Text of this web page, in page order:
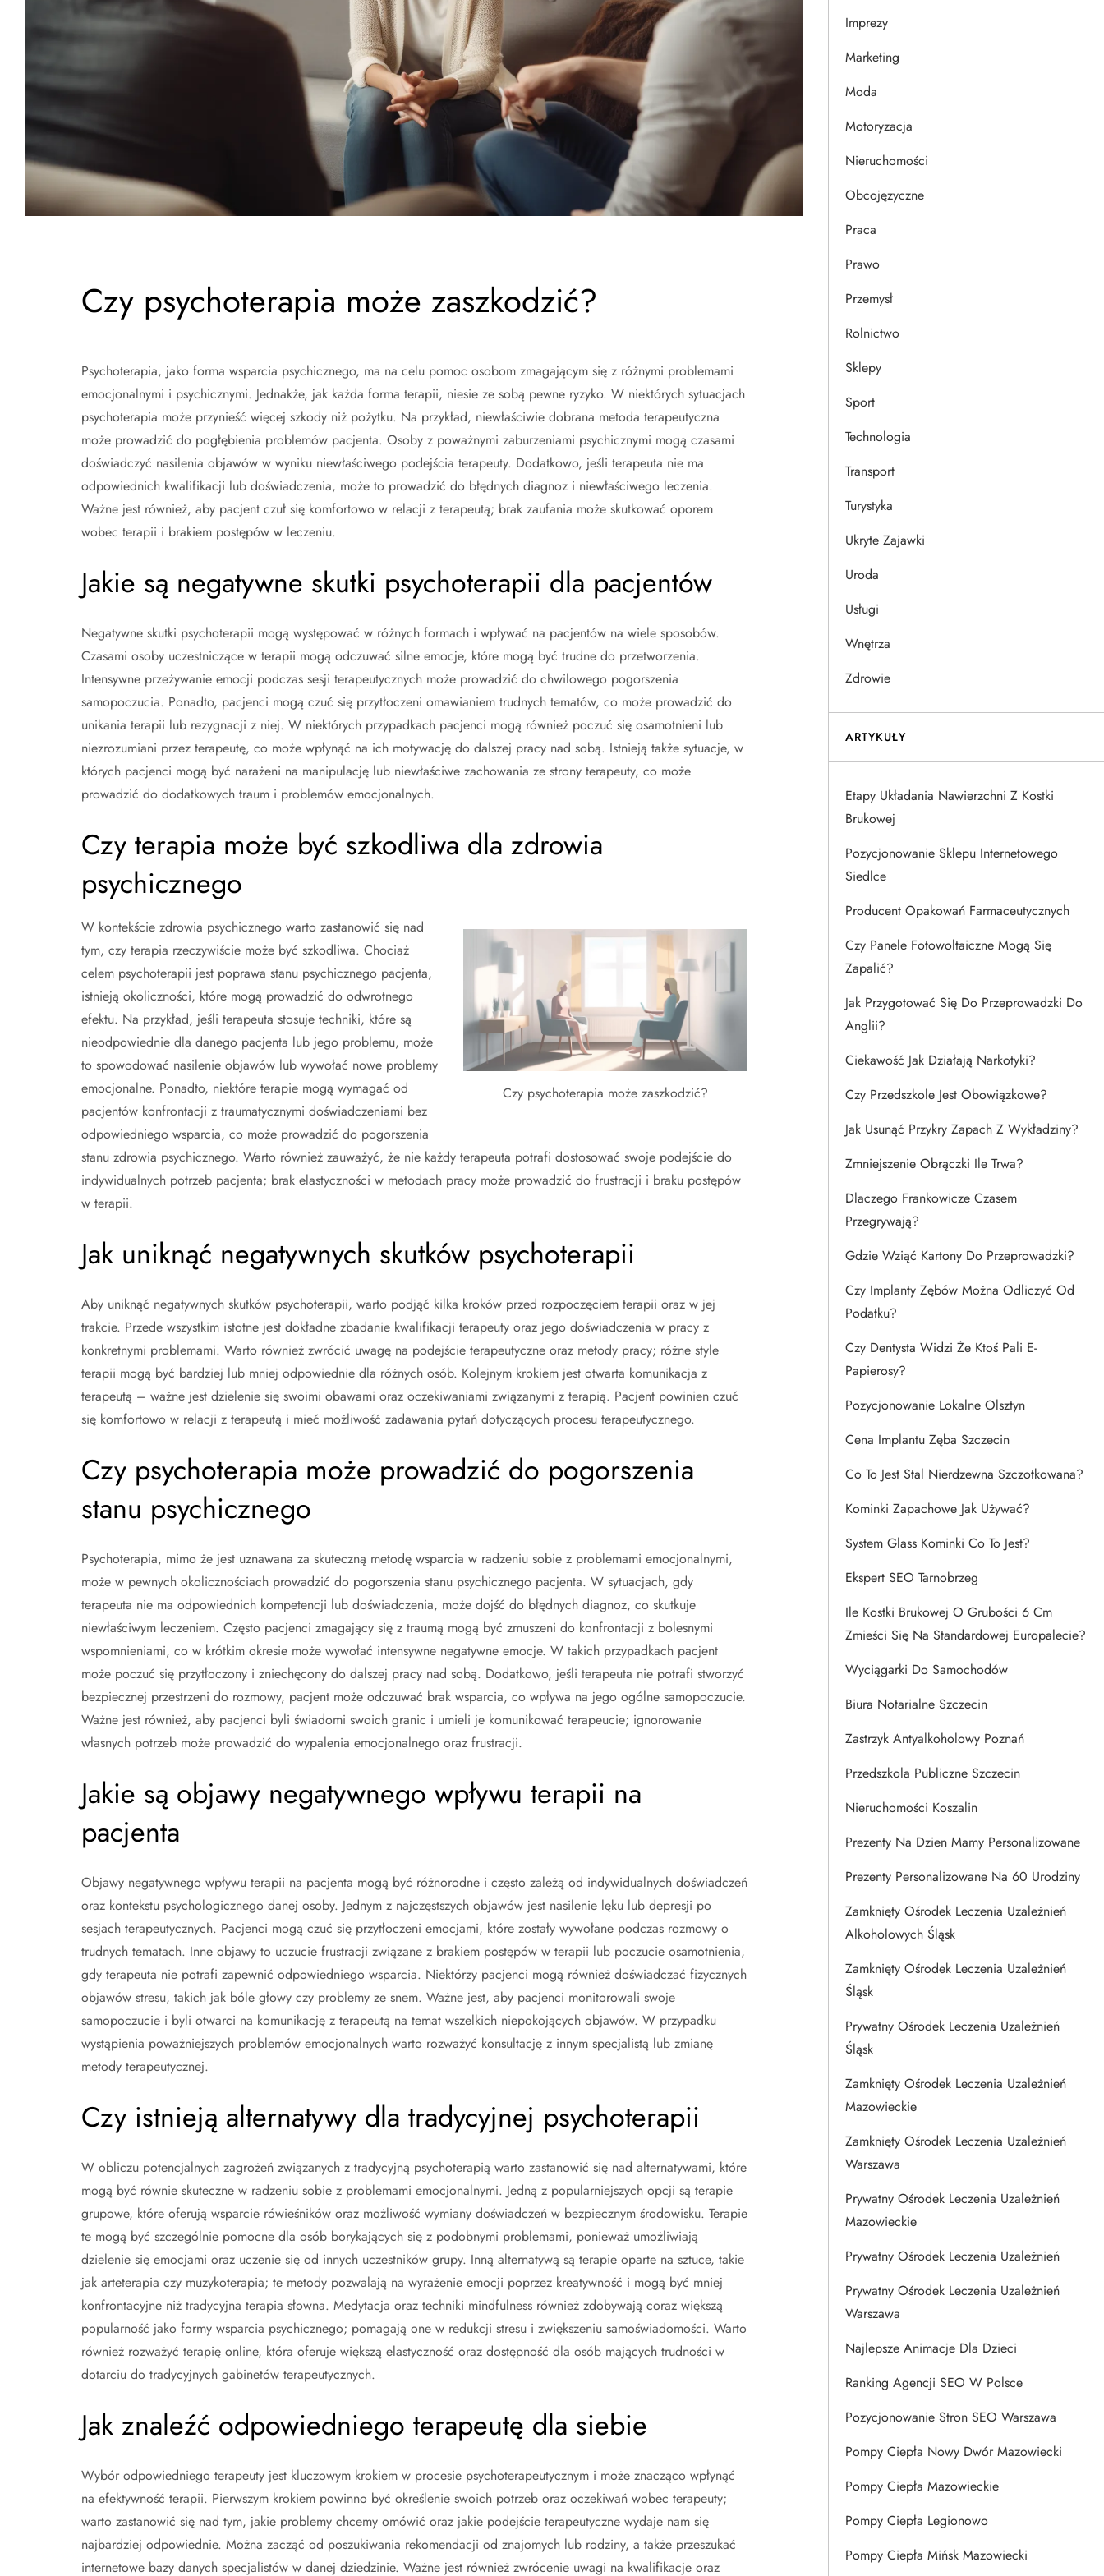
Czy psychoterapia może zaszkodzić?
Psychoterapia, jako forma wsparcia psychicznego, ma na celu pomoc osobom zmagającym się z różnymi problemami
emocjonalnymi i psychicznymi. Jednakże, jak każda forma terapii, niesie ze sobą pewne ryzyko. W niektórych sytuacjach
psychoterapia może przynieść więcej szkody niż pożytku. Na przykład, niewłaściwie dobrana metoda terapeutyczna
może prowadzić do pogłębienia problemów pacjenta. Osoby z poważnymi zaburzeniami psychicznymi mogą czasami
doświadczyć nasilenia objawów w wyniku niewłaściwego podejścia terapeuty. Dodatkowo, jeśli terapeuta nie ma
odpowiednich kwalifikacji lub doświadczenia, może to prowadzić do błędnych diagnoz i niewłaściwego leczenia.
Ważne jest również, aby pacjent czuł się komfortowo w relacji z terapeutą; brak zaufania może skutkować oporem
wobec terapii i brakiem postępów w leczeniu.
Jakie są negatywne skutki psychoterapii dla pacjentów
Negatywne skutki psychoterapii mogą występować w różnych formach i wpływać na pacjentów na wiele sposobów.
Czasami osoby uczestniczące w terapii mogą odczuwać silne emocje, które mogą być trudne do przetworzenia.
Intensywne przeżywanie emocji podczas sesji terapeutycznych może prowadzić do chwilowego pogorszenia
samopoczucia. Ponadto, pacjenci mogą czuć się przytłoczeni omawianiem trudnych tematów, co może prowadzić do
unikania terapii lub rezygnacji z niej. W niektórych przypadkach pacjenci mogą również poczuć się osamotnieni lub
niezrozumiani przez terapeutę, co może wpłynąć na ich motywację do dalszej pracy nad sobą. Istnieją także sytuacje, w
których pacjenci mogą być narażeni na manipulację lub niewłaściwe zachowania ze strony terapeuty, co może
prowadzić do dodatkowych traum i problemów emocjonalnych.
Czy terapia może być szkodliwa dla zdrowia
psychicznego
Czy psychoterapia może zaszkodzić?
W kontekście zdrowia psychicznego warto zastanowić się nad
tym, czy terapia rzeczywiście może być szkodliwa. Chociaż
celem psychoterapii jest poprawa stanu psychicznego pacjenta,
istnieją okoliczności, które mogą prowadzić do odwrotnego
efektu. Na przykład, jeśli terapeuta stosuje techniki, które są
nieodpowiednie dla danego pacjenta lub jego problemu, może
to spowodować nasilenie objawów lub wywołać nowe problemy
emocjonalne. Ponadto, niektóre terapie mogą wymagać od
pacjentów konfrontacji z traumatycznymi doświadczeniami bez
odpowiedniego wsparcia, co może prowadzić do pogorszenia
stanu zdrowia psychicznego. Warto również zauważyć, że nie każdy terapeuta potrafi dostosować swoje podejście do
indywidualnych potrzeb pacjenta; brak elastyczności w metodach pracy może prowadzić do frustracji i braku postępów
w terapii.
Jak uniknąć negatywnych skutków psychoterapii
Aby uniknąć negatywnych skutków psychoterapii, warto podjąć kilka kroków przed rozpoczęciem terapii oraz w jej
trakcie. Przede wszystkim istotne jest dokładne zbadanie kwalifikacji terapeuty oraz jego doświadczenia w pracy z
konkretnymi problemami. Warto również zwrócić uwagę na podejście terapeutyczne oraz metody pracy; różne style
terapii mogą być bardziej lub mniej odpowiednie dla różnych osób. Kolejnym krokiem jest otwarta komunikacja z
terapeutą – ważne jest dzielenie się swoimi obawami oraz oczekiwaniami związanymi z terapią. Pacjent powinien czuć
się komfortowo w relacji z terapeutą i mieć możliwość zadawania pytań dotyczących procesu terapeutycznego.
Czy psychoterapia może prowadzić do pogorszenia
stanu psychicznego
Psychoterapia, mimo że jest uznawana za skuteczną metodę wsparcia w radzeniu sobie z problemami emocjonalnymi,
może w pewnych okolicznościach prowadzić do pogorszenia stanu psychicznego pacjenta. W sytuacjach, gdy
terapeuta nie ma odpowiednich kompetencji lub doświadczenia, może dojść do błędnych diagnoz, co skutkuje
niewłaściwym leczeniem. Często pacjenci zmagający się z traumą mogą być zmuszeni do konfrontacji z bolesnymi
wspomnieniami, co w krótkim okresie może wywołać intensywne negatywne emocje. W takich przypadkach pacjent
może poczuć się przytłoczony i zniechęcony do dalszej pracy nad sobą. Dodatkowo, jeśli terapeuta nie potrafi stworzyć
bezpiecznej przestrzeni do rozmowy, pacjent może odczuwać brak wsparcia, co wpływa na jego ogólne samopoczucie.
Ważne jest również, aby pacjenci byli świadomi swoich granic i umieli je komunikować terapeucie; ignorowanie
własnych potrzeb może prowadzić do wypalenia emocjonalnego oraz frustracji.
Jakie są objawy negatywnego wpływu terapii na
pacjenta
Objawy negatywnego wpływu terapii na pacjenta mogą być różnorodne i często zależą od indywidualnych doświadczeń
oraz kontekstu psychologicznego danej osoby. Jednym z najczęstszych objawów jest nasilenie lęku lub depresji po
sesjach terapeutycznych. Pacjenci mogą czuć się przytłoczeni emocjami, które zostały wywołane podczas rozmowy o
trudnych tematach. Inne objawy to uczucie frustracji związane z brakiem postępów w terapii lub poczucie osamotnienia,
gdy terapeuta nie potrafi zapewnić odpowiedniego wsparcia. Niektórzy pacjenci mogą również doświadczać fizycznych
objawów stresu, takich jak bóle głowy czy problemy ze snem. Ważne jest, aby pacjenci monitorowali swoje
samopoczucie i byli otwarci na komunikację z terapeutą na temat wszelkich niepokojących objawów. W przypadku
wystąpienia poważniejszych problemów emocjonalnych warto rozważyć konsultację z innym specjalistą lub zmianę
metody terapeutycznej.
Czy istnieją alternatywy dla tradycyjnej psychoterapii
W obliczu potencjalnych zagrożeń związanych z tradycyjną psychoterapią warto zastanowić się nad alternatywami, które
mogą być równie skuteczne w radzeniu sobie z problemami emocjonalnymi. Jedną z popularniejszych opcji są terapie
grupowe, które oferują wsparcie rówieśników oraz możliwość wymiany doświadczeń w bezpiecznym środowisku. Terapie
te mogą być szczególnie pomocne dla osób borykających się z podobnymi problemami, ponieważ umożliwiają
dzielenie się emocjami oraz uczenie się od innych uczestników grupy. Inną alternatywą są terapie oparte na sztuce, takie
jak arteterapia czy muzykoterapia; te metody pozwalają na wyrażenie emocji poprzez kreatywność i mogą być mniej
konfrontacyjne niż tradycyjna terapia słowna. Medytacja oraz techniki mindfulness również zdobywają coraz większą
popularność jako formy wsparcia psychicznego; pomagają one w redukcji stresu i zwiększeniu samoświadomości. Warto
również rozważyć terapię online, która oferuje większą elastyczność oraz dostępność dla osób mających trudności w
dotarciu do tradycyjnych gabinetów terapeutycznych.
Jak znaleźć odpowiedniego terapeutę dla siebie
Wybór odpowiedniego terapeuty jest kluczowym krokiem w procesie psychoterapeutycznym i może znacząco wpłynąć
na efektywność terapii. Pierwszym krokiem powinno być określenie swoich potrzeb oraz oczekiwań wobec terapeuty;
warto zastanowić się nad tym, jakie problemy chcemy omówić oraz jakie podejście terapeutyczne wydaje nam się
najbardziej odpowiednie. Można zacząć od poszukiwania rekomendacji od znajomych lub rodziny, a także przeszukać
internetowe bazy danych specjalistów w danej dziedzinie. Ważne jest również zwrócenie uwagi na kwalifikacje oraz
Imprezy
Marketing
Moda
Motoryzacja
Nieruchomości
Obcojęzyczne
Praca
Prawo
Przemysł
Rolnictwo
Sklepy
Sport
Technologia
Transport
Turystyka
Ukryte Zajawki
Uroda
Usługi
Wnętrza
Zdrowie
ARTYKUŁY
Etapy Układania Nawierzchni Z Kostki
Brukowej
Pozycjonowanie Sklepu Internetowego
Siedlce
Producent Opakowań Farmaceutycznych
Czy Panele Fotowoltaiczne Mogą Się
Zapalić?
Jak Przygotować Się Do Przeprowadzki Do
Anglii?
Ciekawość Jak Działają Narkotyki?
Czy Przedszkole Jest Obowiązkowe?
Jak Usunąć Przykry Zapach Z Wykładziny?
Zmniejszenie Obrączki Ile Trwa?
Dlaczego Frankowicze Czasem
Przegrywają?
Gdzie Wziąć Kartony Do Przeprowadzki?
Czy Implanty Zębów Można Odliczyć Od
Podatku?
Czy Dentysta Widzi Że Ktoś Pali E-
Papierosy?
Pozycjonowanie Lokalne Olsztyn
Cena Implantu Zęba Szczecin
Co To Jest Stal Nierdzewna Szczotkowana?
Kominki Zapachowe Jak Używać?
System Glass Kominki Co To Jest?
Ekspert SEO Tarnobrzeg
Ile Kostki Brukowej O Grubości 6 Cm
Zmieści Się Na Standardowej Europalecie?
Wyciągarki Do Samochodów
Biura Notarialne Szczecin
Zastrzyk Antyalkoholowy Poznań
Przedszkola Publiczne Szczecin
Nieruchomości Koszalin
Prezenty Na Dzien Mamy Personalizowane
Prezenty Personalizowane Na 60 Urodziny
Zamknięty Ośrodek Leczenia Uzależnień
Alkoholowych Śląsk
Zamknięty Ośrodek Leczenia Uzależnień
Śląsk
Prywatny Ośrodek Leczenia Uzależnień
Śląsk
Zamknięty Ośrodek Leczenia Uzależnień
Mazowieckie
Zamknięty Ośrodek Leczenia Uzależnień
Warszawa
Prywatny Ośrodek Leczenia Uzależnień
Mazowieckie
Prywatny Ośrodek Leczenia Uzależnień
Prywatny Ośrodek Leczenia Uzależnień
Warszawa
Najlepsze Animacje Dla Dzieci
Ranking Agencji SEO W Polsce
Pozycjonowanie Stron SEO Warszawa
Pompy Ciepła Nowy Dwór Mazowiecki
Pompy Ciepła Mazowieckie
Pompy Ciepła Legionowo
Pompy Ciepła Mińsk Mazowiecki